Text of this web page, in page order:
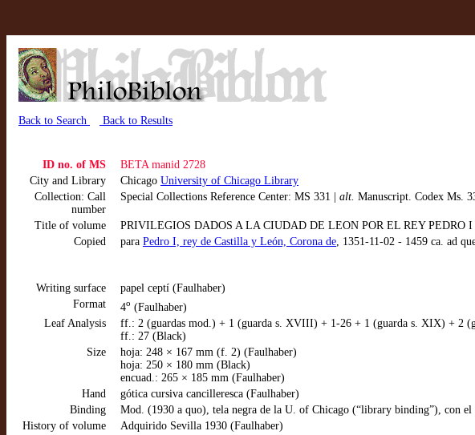
Back to Search Back to Results
ID no. of MS
BETA manid 2728
City and Library
Chicago University of Chicago Library
Collection: Call
number
Special Collections Reference Center: MS 331 | alt. Manuscript. Codex Ms.
Title of volume
PRIVILEGIOS DADOS A LA CIUDAD DE LEON POR EL REY PEDRO I
Copied
para Pedro I, rey de Castilla y León, Corona de, 1351-11-02 - 1459 ca. ad
Writing surface
papel ceptí (Faulhaber)
Format
4o (Faulhaber)
Leaf Analysis
ff.: 2 (guardas mod.) + 1 (guarda s. XVIII) + 1-26 + 1 (guarda s. XIX) + 2
ff.: 27 (Black)
Size
hoja: 248 × 167 mm (f. 2) (Faulhaber)
hoja: 250 × 180 mm (Black)
encuad.: 265 × 185 mm (Faulhaber)
Hand
gótica cursiva cancilleresca (Faulhaber)
Binding
Mod. (1930 a quo), tela negra de la U. of Chicago (“library binding”), con
History of volume
Adquirido Sevilla 1930 (Faulhaber)